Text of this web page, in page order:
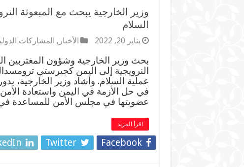
وزير الخارجية يبحث مع المبعوثة
السلام
يناير 20, 2022 الأخبار , المشاركات
بحث وزير الخارجية وشؤون المغتربين
النرويجية إلى اليمن كجيرستي
عملية السلام. وأشاد وزير الخارجية،
في حل الأزمة في اليمن واستعادة الأمن
عضويتها في مجلس الأمن للمساعدة
اقرأ المزيد
Facebook
Twitter